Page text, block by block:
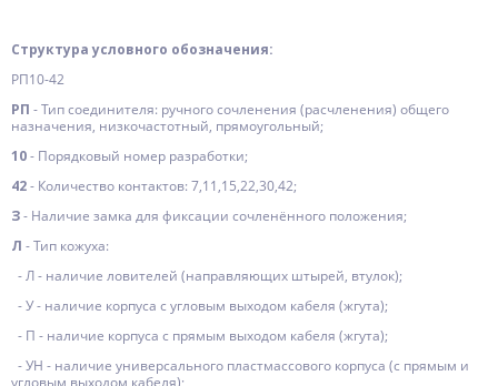
Структура условного обозначения:
РП10-42
РП - Тип соединителя: ручного сочленения (расчленения) общего
назначения, низкочастотный, прямоугольный;
10- Порядковый номер разработки;
42- Количество контактов: 7,11,15,22,30,42;
З- Наличие замка для фиксации сочленённого положения;
Л - Тип кожуха:
- Л - наличие ловителей (направляющих штырей, втулок);
- У - наличие корпуса с угловым выходом кабеля (жгута);
- П - наличие корпуса с прямым выходом кабеля (жгута);
- УН - наличие универсального пластмассового корпуса (с прямым и
угловым выходом кабеля);